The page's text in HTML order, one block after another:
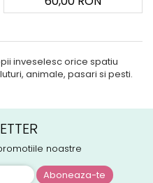
inveselesc orice spatiu
animale, pasari si pesti.
noastre